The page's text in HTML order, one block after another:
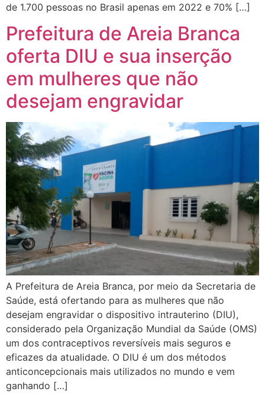
de 1.700 pessoas no Brasil apenas em 2022 e 70% […]
Prefeitura de Areia Branca
oferta DIU e sua inserção
em mulheres que não
desejam engravidar
A Prefeitura de Areia Branca, por meio da Secretaria de
Saúde, está ofertando para as mulheres que não
desejam engravidar o dispositivo intrauterino (DIU),
considerado pela Organização Mundial da Saúde (OMS)
um dos contraceptivos reversíveis mais seguros e
eficazes da atualidade. O DIU é um dos métodos
anticoncepcionais mais utilizados no mundo e vem
ganhando […]